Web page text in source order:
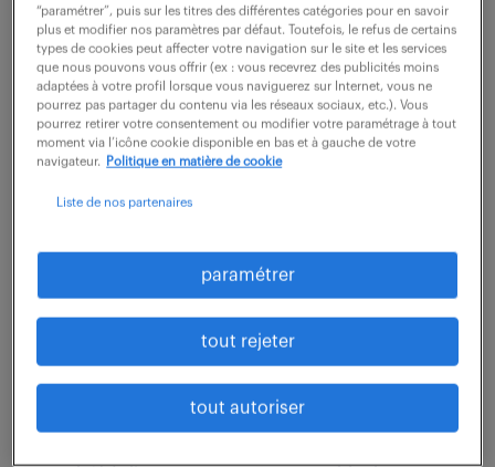
Sous-traitance : Gérer les qualifications, le suivi des
réclamations et des avoirs. Réaliser les audits
fournisseurs, suivre leurs plans...
voir l'offre
assistant ressources humaines
(f/h)
“paramétrer”, puis sur les titres des différentes catégories pour en savoir
plus et modifier nos paramètres par défaut. Toutefois, le refus de certains
types de cookies peut affecter votre navigation sur le site et les services
que nous pouvons vous offrir (ex : vous recevrez des publicités moins
adaptées à votre profil lorsque vous naviguerez sur Internet, vous ne
pourrez pas partager du contenu via les réseaux sociaux, etc.). Vous
pourrez retirer votre consentement ou modifier votre paramétrage à tout
moment via l’icône cookie disponible en bas et à gauche de votre
navigateur.
Politique en matière de cookie
Liste de nos partenaires
paramétrer
tout rejeter
tout autoriser